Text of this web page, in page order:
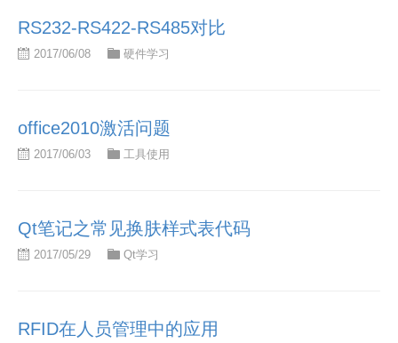
RS232-RS422-RS485对比
2017/06/08 硬件学习
office2010激活问题
2017/06/03 工具使用
Qt笔记之常见换肤样式表代码
2017/05/29 Qt学习
RFID在人员管理中的应用